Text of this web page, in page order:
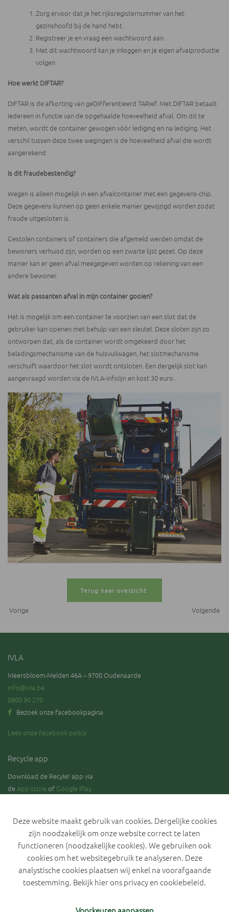
Zorg ervoor dat je het rijksregisternummer van het
gezinshoofd bij de hand hebt.
Registreer je en vraag een wachtwoord aan.
Met dit wachtwoord kan je inloggen en je eigen afvalproductie
volgen.
Hoe werkt DIFTAR?
DIFTAR is de afkorting van geDIFferentieerd TARief. Met DIFTAR betaalt
iedereen in functie van de opgehaalde hoeveelheid afval. Om dit te
meten, wordt de container gewogen vóór lediging en na lediging. Het
verschil tussen deze twee wegingen is de hoeveelheid afval die wordt
aangerekend.
Is dit fraudebestendig?
Wegen is alleen mogelijk in een afvalcontainer met een gegevens-chip.
Deze gegevens kunnen op geen enkele manier gewijzigd worden zodat
fraude uitgesloten is.
Gestolen containers of containers die afgemeld werden omdat de
bewoners verhuisd zijn, worden op een zwarte lijst gezet. Op deze
manier kan er geen afval meegegeven worden op rekening van een
andere bewoner.
Wat als passanten afval in mijn container gooien?
Het is mogelijk om een container te voorzien van een slot dat de
gebruiker kan openen met behulp van een sleutel. Deze sloten zijn zo
ontworpen dat, als de container wordt omgekeerd door het
beladingsmechanisme van de huisvuilwagen, het slotmechanisme
verschuift waardoor het slot wordt ontsloten. Een dergelijk slot kan
aangevraagd worden via de IVLA-infolijn en kost 30 euro.
Vorige Volgende
Terug naar overzicht
IVLA
Meersbloem-Melden 46A – 9700 Oudenaarde
info@ivla.be
0800 90 270
Bezoek onze facebookpagina
Lees onze Facebook policy
Recycle app
Download de Recyle! app via
deApp store of Google Play
Blijf op de hoogte over de stand van zaken rond de selectieve
inzameling van GFT.
Privacyverklaring IVLA
Deze website maakt gebruik van cookies. Dergelijke cookies
zijn noodzakelijk om onze website correct te laten
functioneren (noodzakelijke cookies). We gebruiken ook
cookies om het websitegebruik te analyseren. Deze
analystische cookies plaatsen wij enkel na voorafgaande
toestemming. Bekijk hier onsprivacy en cookiebeleid.